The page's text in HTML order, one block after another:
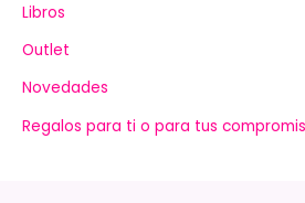
Libros
Outlet
Novedades
Regalos para ti o para tus